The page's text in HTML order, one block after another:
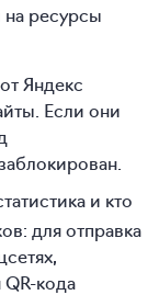
ресурсы
Яндекс
Если они
и кто
для отправка
кода